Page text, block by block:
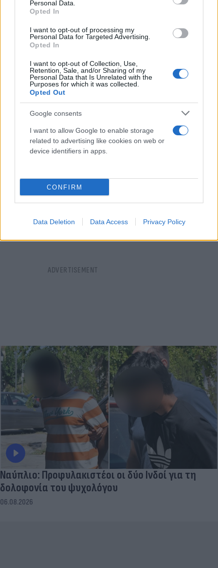
Personal Data.
Opted In
I want to opt-out of processing my
Personal Data for Targeted Advertising.
Opted In
I want to opt-out of Collection, Use,
Retention, Sale, and/or Sharing of my
Personal Data that Is Unrelated with the
Purposes for which it was collected.
Opted Out
Google consents
I want to allow Google to enable storage
related to advertising like cookies on web or
device identifiers in apps.
CONFIRM
Data Deletion Data Access Privacy Policy
Η χαμηλή στάθμη του Δούναβη στη
Βουλγαρία αποκάλυψε τη γέφυρα του
Ναύπλιο: Προφυλακιστέοι οι δύο Ινδοί για τη
δολοφονία του ψυχολόγου
06.08.2026